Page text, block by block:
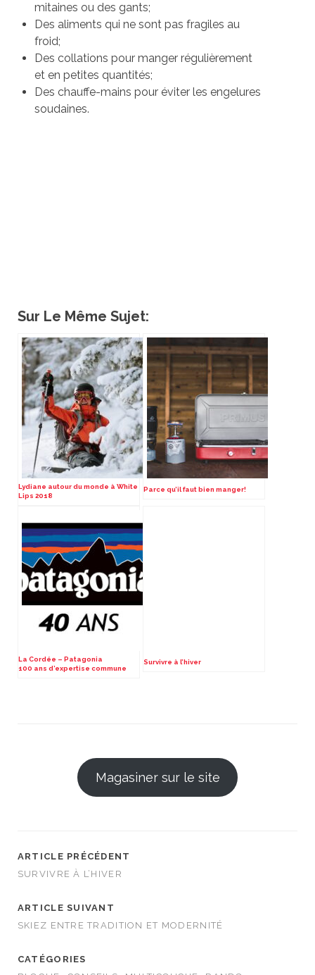
mitaines ou des gants;
Des aliments qui ne sont pas fragiles au
froid;
Des collations pour manger régulièrement
et en petites quantités;
Des chauffe-mains pour éviter les engelures
soudaines.
Sur Le Même Sujet:
Lydiane autour du monde à White
Lips 2018
Parce qu’il faut bien manger!
La Cordée – Patagonia
100 ans d’expertise commune
Survivre à l’hiver
Magasiner sur le site
ARTICLE PRÉCÉDENT
SURVIVRE À L’HIVER
ARTICLE SUIVANT
SKIEZ ENTRE TRADITION ET MODERNITÉ
CATÉGORIES